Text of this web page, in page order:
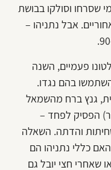
שסרחו וסולקו בבושת
אבל נתניהו –
פעמיים, השנה
בהם נגדו.
גנץ ברח מהשמאל
הפסיק לפחד –
והדתה. השאלה
של המאה ה-21 היא האם כללי נתניהו הם
שאחרי חצי יובל גם